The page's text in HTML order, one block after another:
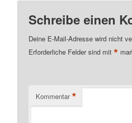
Schreibe einen
Deine E-Mail-Adresse wird nicht
Erforderliche Felder sind mit*
Kommentar *